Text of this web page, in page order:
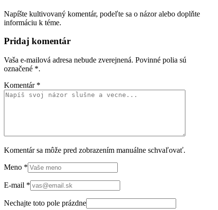
Napíšte kultivovaný komentár, podeľte sa o názor alebo doplňte
informáciu k téme.
Pridaj komentár
Vaša e-mailová adresa nebude zverejnená. Povinné polia sú
označené *.
Komentár *
Komentár sa môže pred zobrazením manuálne schvaľovať.
Meno *
E-mail *
Nechajte toto pole prázdne